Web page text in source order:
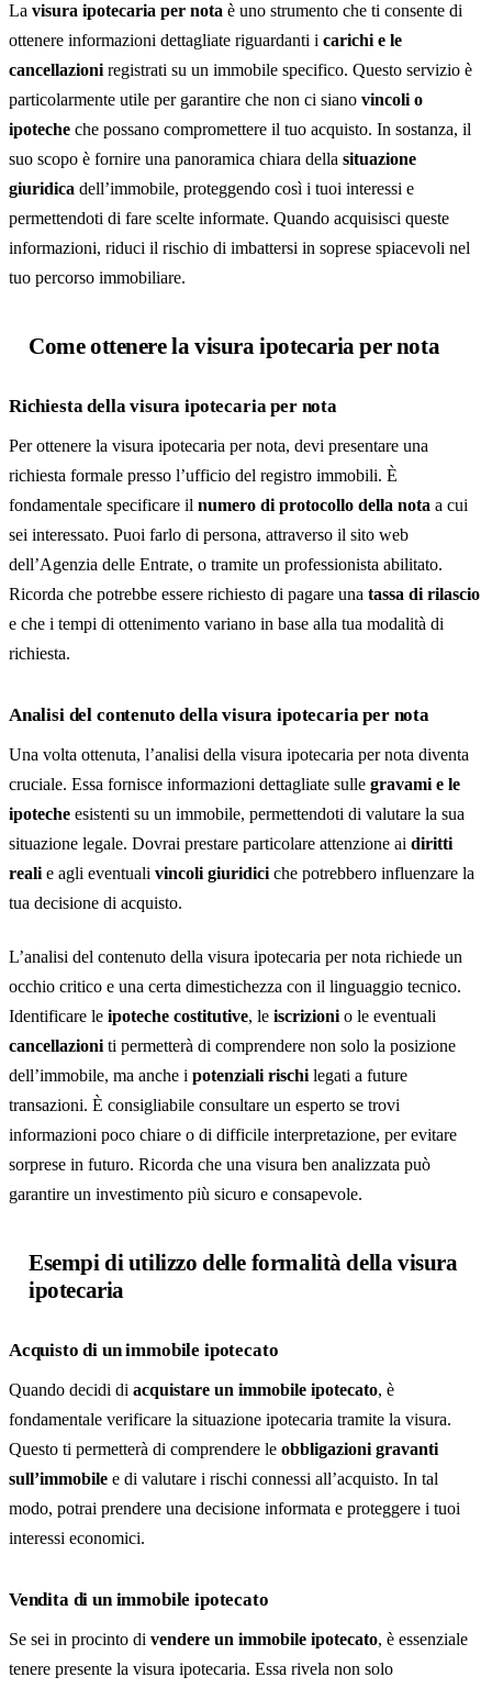
La visura ipotecaria per nota è uno strumento che ti consente di
ottenere informazioni dettagliate riguardanti i carichi e le
cancellazioni registrati su un immobile specifico. Questo servizio è
particolarmente utile per garantire che non ci siano vincoli o
ipoteche che possano compromettere il tuo acquisto. In sostanza, il
suo scopo è fornire una panoramica chiara della situazione
giuridica dell’immobile, proteggendo così i tuoi interessi e
permettendoti di fare scelte informate. Quando acquisisci queste
informazioni, riduci il rischio di imbattersi in soprese spiacevoli nel
tuo percorso immobiliare.
Come ottenere la visura ipotecaria per nota
Richiesta della visura ipotecaria per nota
Per ottenere la visura ipotecaria per nota, devi presentare una
richiesta formale presso l’ufficio del registro immobili. È
fondamentale specificare il numero di protocollo della nota a cui
sei interessato. Puoi farlo di persona, attraverso il sito web
dell’Agenzia delle Entrate, o tramite un professionista abilitato.
Ricorda che potrebbe essere richiesto di pagare una tassa di rilascio
e che i tempi di ottenimento variano in base alla tua modalità di
richiesta.
Analisi del contenuto della visura ipotecaria per nota
Una volta ottenuta, l’analisi della visura ipotecaria per nota diventa
cruciale. Essa fornisce informazioni dettagliate sulle gravami e le
ipoteche esistenti su un immobile, permettendoti di valutare la sua
situazione legale. Dovrai prestare particolare attenzione ai diritti
reali e agli eventuali vincoli giuridici che potrebbero influenzare la
tua decisione di acquisto.
L’analisi del contenuto della visura ipotecaria per nota richiede un
occhio critico e una certa dimestichezza con il linguaggio tecnico.
Identificare le ipoteche costitutive, le iscrizioni o le eventuali
cancellazioni ti permetterà di comprendere non solo la posizione
dell’immobile, ma anche i potenziali rischi legati a future
transazioni. È consigliabile consultare un esperto se trovi
informazioni poco chiare o di difficile interpretazione, per evitare
sorprese in futuro. Ricorda che una visura ben analizzata può
garantire un investimento più sicuro e consapevole.
Esempi di utilizzo delle formalità della visura
ipotecaria
Acquisto di un immobile ipotecato
Quando decidi di acquistare un immobile ipotecato, è
fondamentale verificare la situazione ipotecaria tramite la visura.
Questo ti permetterà di comprendere le obbligazioni gravanti
sull’immobile e di valutare i rischi connessi all’acquisto. In tal
modo, potrai prendere una decisione informata e proteggere i tuoi
interessi economici.
Vendita di un immobile ipotecato
Se sei in procinto di vendere un immobile ipotecato, è essenziale
tenere presente la visura ipotecaria. Essa rivela non solo